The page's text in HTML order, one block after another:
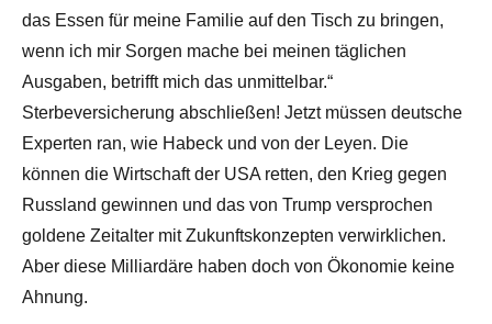
das Essen für meine Familie auf den Tisch zu bringen,
wenn ich mir Sorgen mache bei meinen täglichen
Ausgaben, betrifft mich das unmittelbar.“
Sterbeversicherung abschließen! Jetzt müssen deutsche
Experten ran, wie Habeck und von der Leyen. Die
können die Wirtschaft der USA retten, den Krieg gegen
Russland gewinnen und das von Trump versprochen
goldene Zeitalter mit Zukunftskonzepten verwirklichen.
Aber diese Milliardäre haben doch von Ökonomie keine
Ahnung.